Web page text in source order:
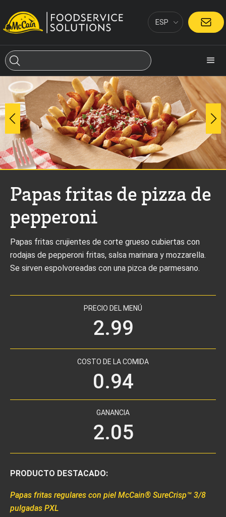
ESP CONTACTO
Papas fritas de pizza de
pepperoni
Papas fritas crujientes de corte grueso cubiertas con
rodajas de pepperoni fritas, salsa marinara y mozzarella.
Se sirven espolvoreadas con una pizca de parmesano.
PRECIO DEL MENÚ
2.99
COSTO DE LA COMIDA
0.94
GANANCIA
2.05
PRODUCTO DESTACADO:
Papas fritas regulares con piel McCain® SureCrisp™ 3/8
pulgadas PXL